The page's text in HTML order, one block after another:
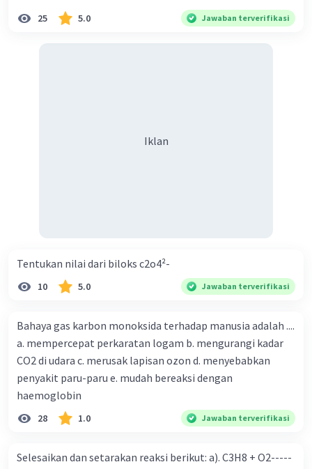
25 5.0 Jawaban terverifikasi
Iklan
Tentukan nilai dari biloks c2o4²-
10 5.0 Jawaban terverifikasi
Bahaya gas karbon monoksida terhadap manusia adalah ....
a. mempercepat perkaratan logam b. mengurangi kadar
CO2 di udara c. merusak lapisan ozon d. menyebabkan
penyakit paru-paru e. mudah bereaksi dengan
haemoglobin
28 1.0 Jawaban terverifikasi
Selesaikan dan setarakan reaksi berikut: a). C3H8 + O2-----